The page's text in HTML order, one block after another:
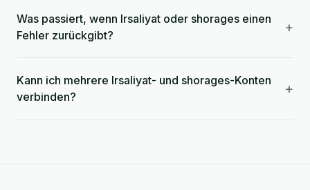
Was passiert, wenn Irsaliyat oder shorages einen
Fehler zurückgibt?
+
Kann ich mehrere Irsaliyat- und shorages-Konten
verbinden?
+